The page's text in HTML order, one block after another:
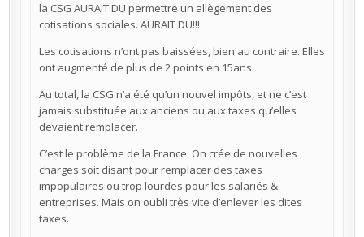
la CSG AURAIT DU permettre un allègement des
cotisations sociales. AURAIT DU!!!
Les cotisations n’ont pas baissées, bien au contraire. Elles
ont augmenté de plus de 2 points en 15ans.
Au total, la CSG n’a été qu’un nouvel impôts, et ne c’est
jamais substituée aux anciens ou aux taxes qu’elles
devaient remplacer.
C’est le problème de la France. On crée de nouvelles
charges soit disant pour remplacer des taxes
impopulaires ou trop lourdes pour les salariés &
entreprises. Mais on oubli très vite d’enlever les dites
taxes.